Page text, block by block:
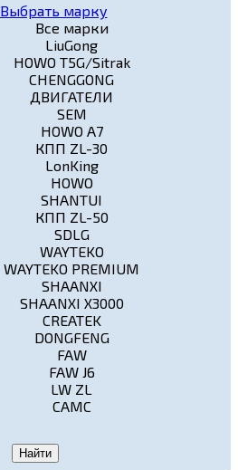
Выбрать марку
Все марки
LiuGong
HOWO T5G/Sitrak
CHENGGONG
ДВИГАТЕЛИ
SEM
HOWO A7
КПП ZL-30
LonKing
HOWO
SHANTUI
КПП ZL-50
SDLG
WAYTEKO
WAYTEKO PREMIUM
SHAANXI
SHAANXI X3000
CREATEK
DONGFENG
FAW
FAW J6
LW ZL
CAMC
Найти